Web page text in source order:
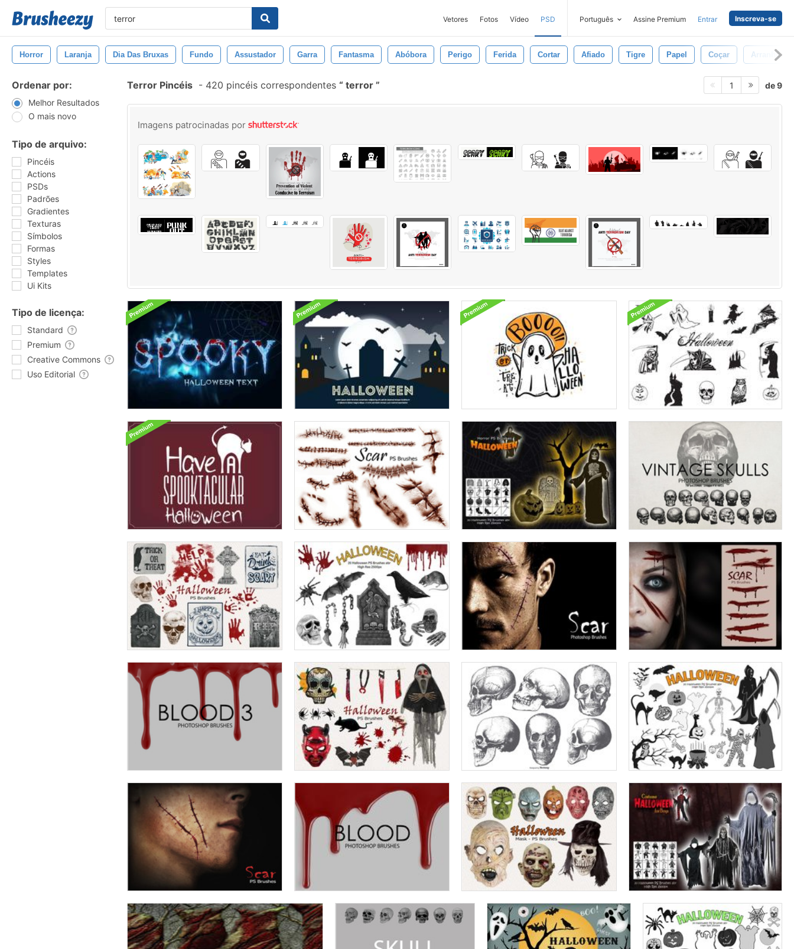
Vetores Fotos Vídeo PSD Português Assine Premium Entrar Inscreva-se
Horror Laranja Dia Das Bruxas Fundo Assustador Garra Fantasma Abóbora Perigo Ferida Cortar Afiado Tigre Papel Coçar Arranhão
Ordenar por:
Melhor Resultados
O mais novo
Tipo de arquivo:
Pincéis
Actions
PSDs
Padrões
Gradientes
Texturas
Símbolos
Formas
Styles
Templates
Ui Kits
Tipo de licença:
Standard
Premium
Creative Commons
Uso Editorial
Terror Pincéis - 420 pincéis correspondentes terror 1 de 9
Imagens patrocinadas por